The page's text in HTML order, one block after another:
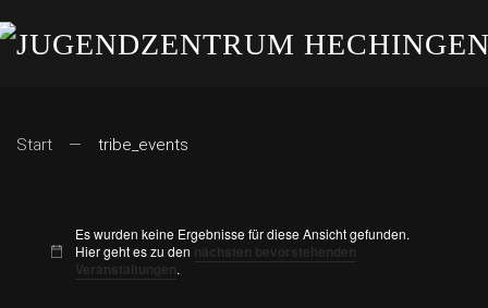
Start tribe_events
Es wurden keine Ergebnisse für diese Ansicht gefunden.
Hier geht es zu den
.